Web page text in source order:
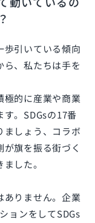
歩引いている傾向
、私たちは手を
極的に産業や商業
。SDGsの17番
ましょう、コラボ
旗を振る街づく
した。
ありません。企業
ョンをしてSDGs